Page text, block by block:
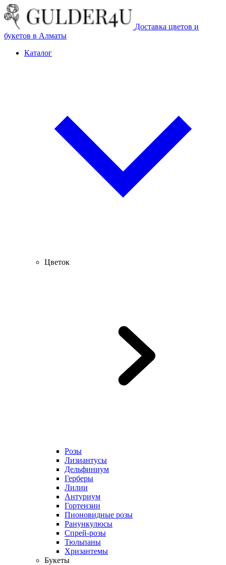
Доставка цветов и
букетов в Алматы
Каталог
Цветок
Розы
Лизиантусы
Дельфиниум
Герберы
Лилии
Антуриум
Гортензии
Пионовидные розы
Ранункулюсы
Спрей-розы
Тюльпаны
Хризантемы
Букеты